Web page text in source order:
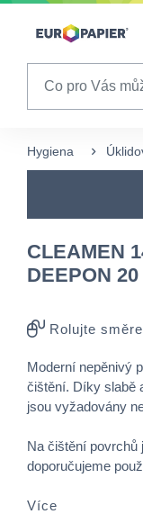
Table Of Content
Hygiena
CLEAMEN
DEEPON
Rolujte
Moderní nepěnivý
čištění. Díky slabě
jsou vyžadovány
Na čištění povrchů
doporučujeme
Více